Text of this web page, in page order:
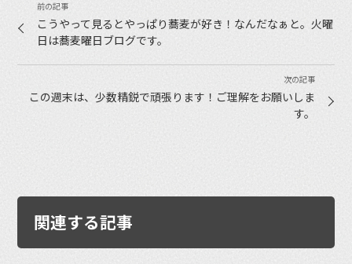
こうやって見るとやっぱり蕎麦が好き！なんだなぁと。火曜
日は蕎麦曜日ブログです。
この週末は、少数精鋭で頑張ります！ご理解をお願いしま
す。
関連する記事